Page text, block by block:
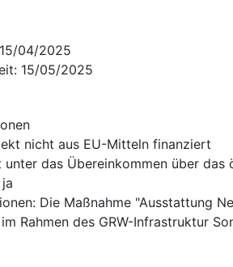
15/04/2025
: 15/05/2025
nicht aus EU-Mitteln finanziert
unter das Übereinkommen über das
ja
: Die Maßnahme "Ausstattung
Rahmen des GRW-Infrastruktur